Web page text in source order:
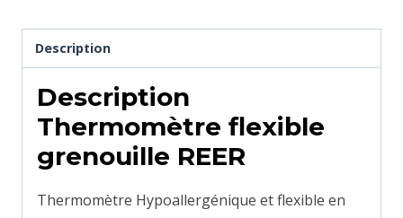
Description
Description
Thermomètre flexible
grenouille REER
Thermomètre Hypoallergénique etflexible en